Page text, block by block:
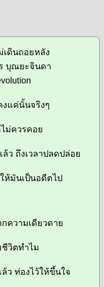
เดินถอยหลัง
บุณยะจินดา
แค่นั้นจริงๆ
ม่ควรคอย
ว ถึงเวลาปลดปล่อย
ห้มันเป็นอดีตไป
ความเดียวดาย
ชีวิตทำไม
ว ท่องไว้ให้ขึ้นใจ